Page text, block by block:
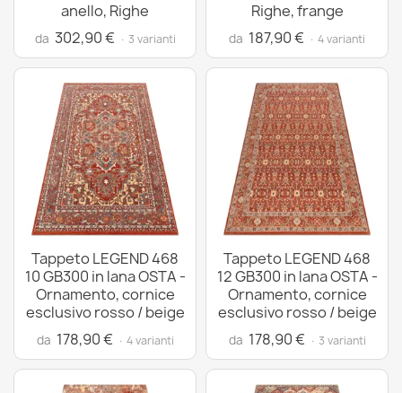
anello, Righe
da 302,90 € · 3 varianti
Righe, frange
da 187,90 € · 4 varianti
Tappeto LEGEND 468
10 GB300 in lana OSTA -
Ornamento, cornice
esclusivo rosso / beige
da 178,90 € · 4 varianti
Tappeto LEGEND 468
12 GB300 in lana OSTA -
Ornamento, cornice
esclusivo rosso / beige
da 178,90 € · 3 varianti